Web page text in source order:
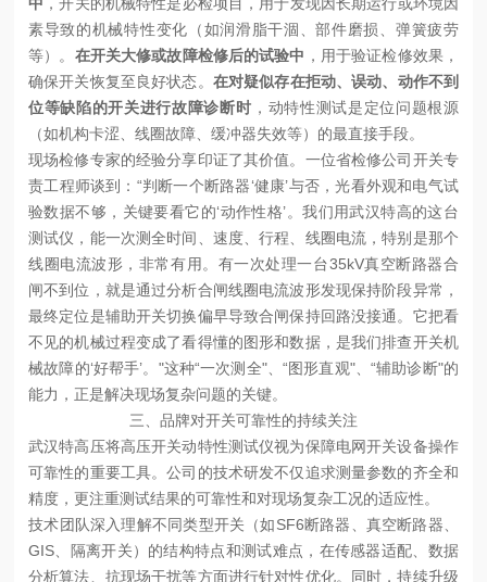
素导致的机械特性变化（如润滑脂干涸、部件磨损、弹簧疲劳
等）。‌ 在开关大修或故障检修后的试验中 ‌，用于验证检修效果，
确保开关恢复至良好状态。‌ 在对疑似存在拒动、误动、动作不到
位等缺陷的开关进行故障诊断时 ‌，动特性测试是定位问题根源
（如机构卡涩、线圈故障、缓冲器失效等）的最直接手段。
现场检修专家的经验分享印证了其价值。一位省检修公司开关专
责工程师谈到：“判断一个断路器‘健康’与否，光看外观和电气试
验数据不够，关键要看它的‘动作性格’。我们用武汉特高的这台
测试仪，能一次测全时间、速度、行程、线圈电流，特别是那个
线圈电流波形，非常有用。有一次处理一台35kV真空断路器合
闸不到位，就是通过分析合闸线圈电流波形发现保持阶段异常，
最终定位是辅助开关切换偏早导致合闸保持回路没接通。它把看
不见的机械过程变成了看得懂的图形和数据，是我们排查开关机
械故障的‘好帮手’。"这种“一次测全"、“图形直观"、“辅助诊断"的
能力，正是解决现场复杂问题的关键。
三、品牌对开关可靠性的持续关注
武汉特高压将高压开关动特性测试仪视为保障电网开关设备操作
可靠性的重要工具。公司的技术研发不仅追求测量参数的齐全和
精度，更注重测试结果的可靠性和对现场复杂工况的适应性。
技术团队深入理解不同类型开关（如SF6断路器、真空断路器、
GIS、隔离开关）的结构特点和测试难点，在传感器适配、数据
分析算法、抗现场干扰等方面进行针对性优化。同时，持续升级